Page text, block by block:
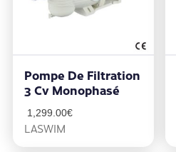
Pompe De Filtration
3 Cv Monophasé
1,299.00€
LASWIM